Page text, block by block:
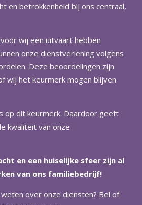
en betrokkenheid bij ons centraal,
wij een uitvaart hebben
onze dienstverlening volgens
Deze beoordelingen zijn
wij het keurmerk mogen blijven
op dit keurmerk. Daardoor geeft
kwaliteit van onze
en een huiselijke sfeer zijn al
van ons familiebedrijf!
over onze diensten? Bel of